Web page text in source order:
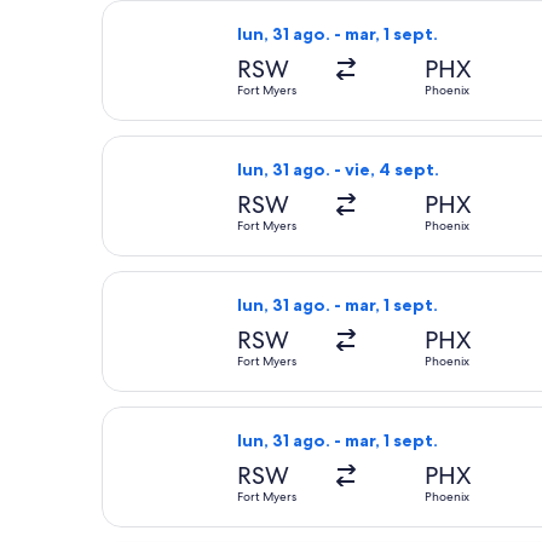
lun, 31 ago. - mar, 1 sept.
RSW
Fort Myers
PHX
Phoenix
Seleccionar vuelo de Frontier
lun, 31 ago. - vie, 4 sept.
RSW
Fort Myers
PHX
Phoenix
Seleccionar vuelo de Frontier
lun, 31 ago. - mar, 1 sept.
RSW
Fort Myers
PHX
Phoenix
Seleccionar vuelo de Southwest
lun, 31 ago. - mar, 1 sept.
RSW
Fort Myers
PHX
Phoenix
Seleccionar vuelo de Southwest